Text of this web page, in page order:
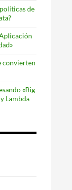
de
convierten
«Big
Lambda